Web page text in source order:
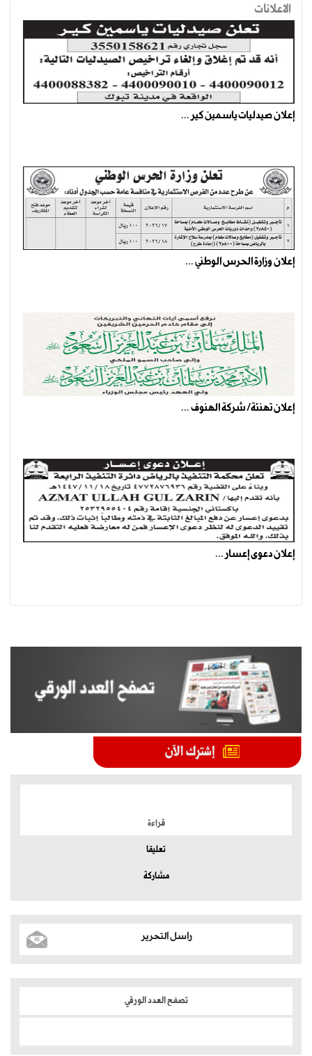
الاعلانات
إعلان صيدليات ياسمين كير ...
إعلان وزارة الحرس الوطني ...
إعلان تهنئة/ شركة الهنوف ...
إعلان دعوى إعسار ...
قراءة
تعليقا
مشاركة
راسل التحرير
تصفح العدد الورقي